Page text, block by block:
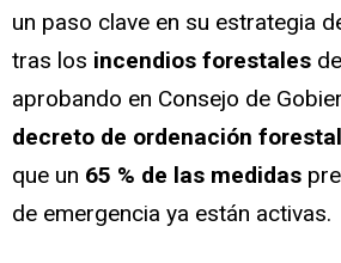
un paso clave en su estrategia
tras los incendios forestales
aprobando en Consejo de
decreto de ordenación forestal
que un 65 % de las medidas
de emergencia ya están activas.